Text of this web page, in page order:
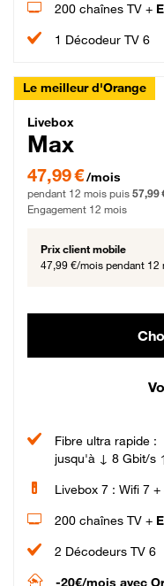
200 chaînes TV +
1 Décodeur TV 6
Le meilleur d'Orange
Livebox Max
Livebox
Max
47,99 € par mois pendant
47,99 €/mois
pendant 12 mois puis 57,99
Engagement 12 mois
Prix client mobile
47,99 €/mois pendant 12
Fibre ultra rapide :
jusqu'à ↓ 8 Gbit/s
Livebox 7 : Wifi 7
200 chaînes TV +
2 Décodeurs TV 6
-20€/mois avec